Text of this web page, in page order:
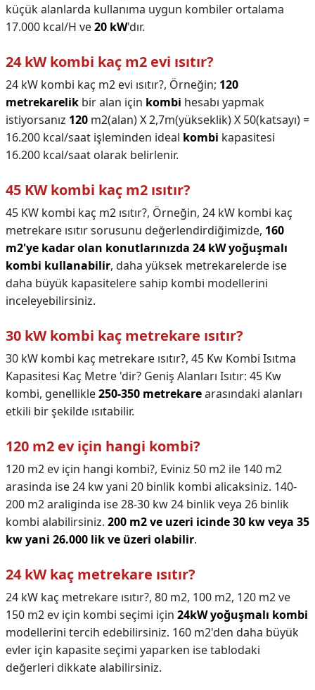
küçük alanlarda kullanıma uygun kombiler ortalama
17.000 kcal/H ve20 kW'dır.
24 kW kombi kaç m2 evi ısıtır?
24 kW kombi kaç m2 evi ısıtır?, Örneğin; 120
metrekarelik bir alan için kombi hesabı yapmak
istiyorsanız 120 m2(alan) X 2,7m(yükseklik) X 50(katsayı) =
16.200 kcal/saat işleminden ideal kombi kapasitesi
16.200 kcal/saat olarak belirlenir.
45 KW kombi kaç m2 ısıtır?
45 KW kombi kaç m2 ısıtır?, Örneğin, 24 kW kombi kaç
metrekare ısıtır sorusunu değerlendirdiğimizde, 160
m2'ye kadar olan konutlarınızda 24 kW yoğuşmalı
kombi kullanabilir, daha yüksek metrekarelerde ise
daha büyük kapasitelere sahip kombi modellerini
inceleyebilirsiniz.
30 kW kombi kaç metrekare ısıtır?
30 kW kombi kaç metrekare ısıtır?, 45 Kw Kombi Isıtma
Kapasitesi Kaç Metre 'dir? Geniş Alanları Isıtır: 45 Kw
kombi, genellikle250-350 metrekarearasındaki alanları
etkili bir şekilde ısıtabilir.
120 m2 ev için hangi kombi?
120 m2 ev için hangi kombi?, Eviniz 50 m2 ile 140 m2
arasinda ise 24 kw yani 20 binlik kombi alicaksiniz. 140-
200 m2 araliginda ise 28-30 kw 24 binlik veya 26 binlik
kombi alabilirsiniz. 200 m2 ve uzeri icinde 30 kw veya 35
kw yani 26.000 lik ve üzeri olabilir.
24 kW kaç metrekare ısıtır?
24 kW kaç metrekare ısıtır?, 80 m2, 100 m2, 120 m2 ve
150 m2 ev için kombi seçimi için 24kW yoğuşmalı kombi
modellerini tercih edebilirsiniz. 160 m2'den daha büyük
evler için kapasite seçimi yaparken ise tablodaki
değerleri dikkate alabilirsiniz.